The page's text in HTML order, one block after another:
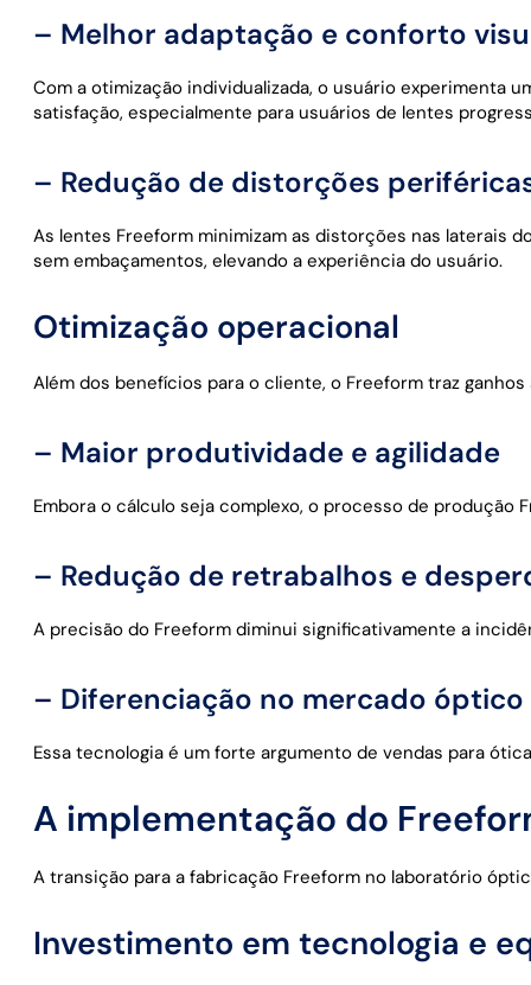
– Melhor adaptação e conforto
Com a otimização individualizada, o usuário experimenta
satisfação, especialmente para usuários de lentes
– Redução de distorções
As lentes Freeform minimizam as distorções nas laterais
sem embaçamentos, elevando a experiência do usuário.
Otimização operacional
Além dos benefícios para o cliente, o Freeform traz
– Maior produtividade e agilidade
Embora o cálculo seja complexo, o processo de
– Redução de retrabalhos e
A precisão do Freeform diminui significativamente a
– Diferenciação no mercado óptico
Essa tecnologia é um forte argumento de vendas para
A implementação do
A transição para a fabricação Freeform no laboratório
Investimento em tecnologia e